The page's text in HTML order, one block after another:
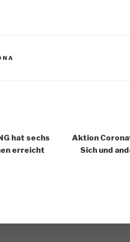
hat sechs
erreicht
Aktion
Sich und